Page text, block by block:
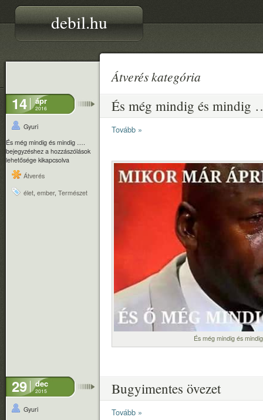
debil.hu
Átverés kategória
14 ápr
2016
Gyuri
És még mindig és mindig ….
bejegyzéshez a hozzászólások
lehetősége kikapcsolva
Átverés
élet, ember, Természet
És még mindig és mindig
Tovább »
És még mindig és
29 dec
2015
Gyuri
Bugyimentes övezet
Tovább »